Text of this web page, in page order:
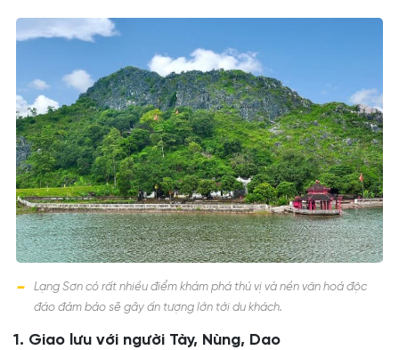
Lạng Sơn có rất nhiều điểm khám phá thú vị và nền văn hoá độc
đáo đảm bảo sẽ gây ấn tượng lớn tới du khách.
1. Giao lưu với người Tày, Nùng, Dao